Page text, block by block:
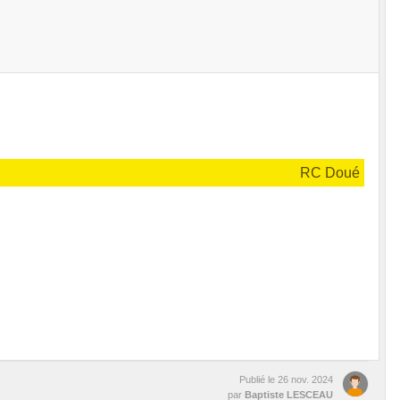
RC Doué
Publié le 26 nov. 2024
par Baptiste LESCEAU